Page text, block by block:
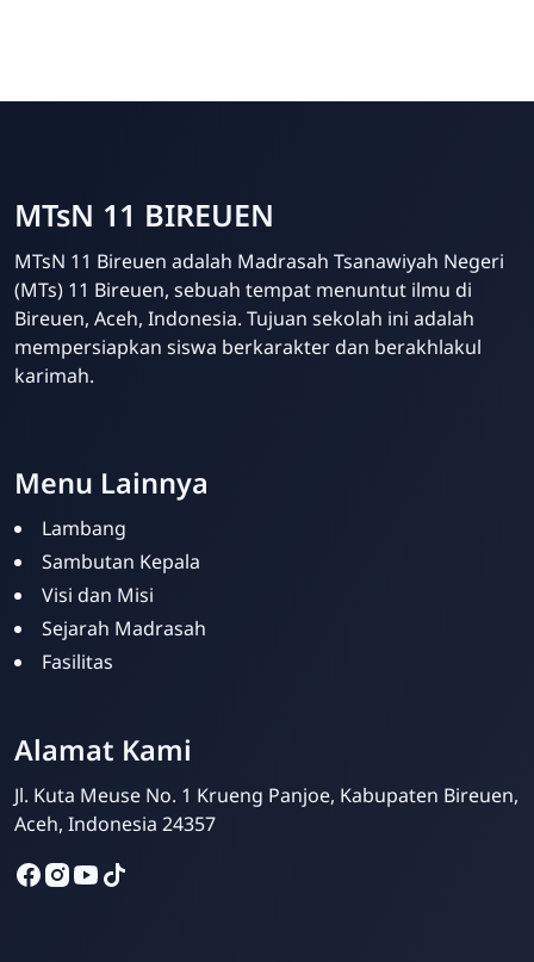
MTsN 11 BIREUEN
MTsN 11 Bireuen adalah Madrasah Tsanawiyah Negeri
(MTs) 11 Bireuen, sebuah tempat menuntut ilmu di
Bireuen, Aceh, Indonesia. Tujuan sekolah ini adalah
mempersiapkan siswa berkarakter dan berakhlakul
karimah.
Menu Lainnya
Lambang
Sambutan Kepala
Visi dan Misi
Sejarah Madrasah
Fasilitas
Alamat Kami
Jl. Kuta Meuse No. 1 Krueng Panjoe, Kabupaten Bireuen,
Aceh, Indonesia 24357